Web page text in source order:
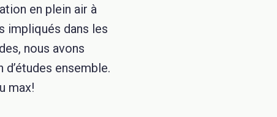
en plein air à
impliqués dans les
nous avons
ensemble.
max!